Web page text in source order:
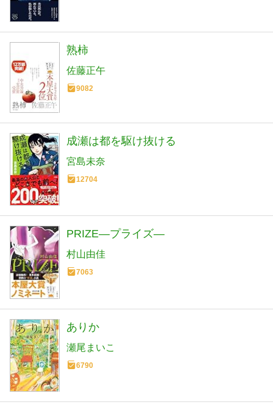
熟柿
佐藤正午
9082
成瀬は都を駆け抜ける
宮島未奈
12704
PRIZE―プライズ―
村山由佳
7063
ありか
瀬尾まいこ
6790